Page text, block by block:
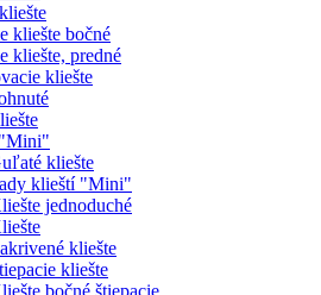
kliešte bočné
kliešte, predné
kliešte
kliešte
klieští "Mini"
jednoduché
kliešte
kliešte
bočné štiepacie